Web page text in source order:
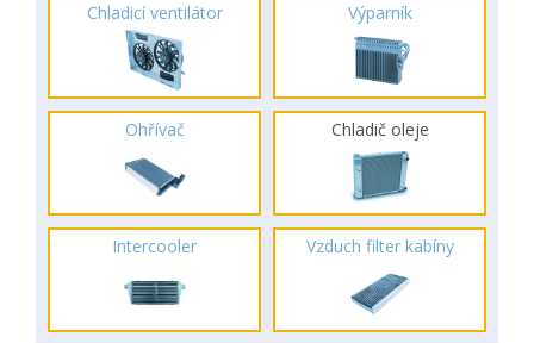
Chladicí ventilátor Výparník
Ohřívač Chladič oleje
Intercooler Vzduch filter kabíny